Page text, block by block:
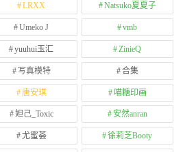
LRXX Natsuko夏夏子
Umeko J vmb
yuuhui玉汇 ZinieQ
写真模特 合集
唐安琪 喵糖印画
妲己_Toxic 安然anran
尤蜜荟 徐莉芝Booty